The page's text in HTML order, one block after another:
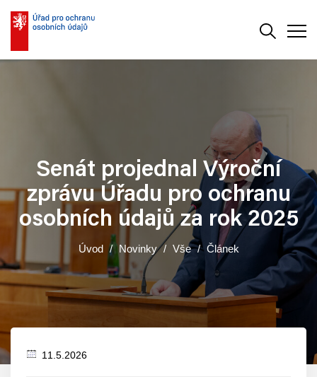
Senát projednal Výroční
zprávu Úřadu pro ochranu
osobních údajů za rok 2025
Úvod Novinky Vše Článek
11.5.2026